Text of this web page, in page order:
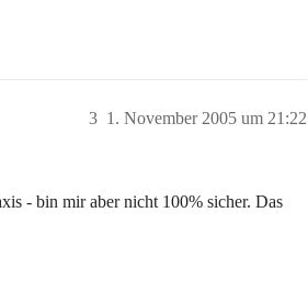
1. November 2005 um 21:22
3
- bin mir aber nicht 100% sicher. Das